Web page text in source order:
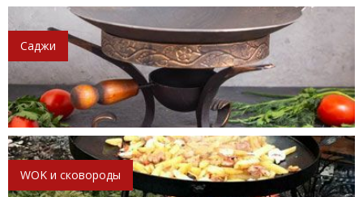
Саджи
WOK и сковороды